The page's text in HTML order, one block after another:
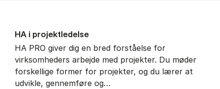
HA i pro­jekt­le­del­se
HA PRO giver dig en bred forståelse for
virksomheders arbejde med projekter. Du møder
forskellige former for projekter, og du lærer at
udvikle, gennemføre og…